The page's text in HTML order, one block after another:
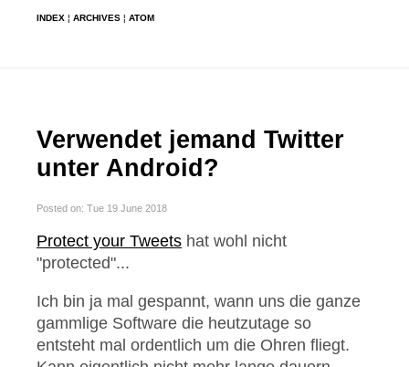
INDEX ¦ ARCHIVES ¦ ATOM
Verwendet jemand Twitter
unter Android?
Posted on: Tue 19 June 2018
Protect your Tweets hat wohl nicht
"protected"...
Ich bin ja mal gespannt, wann uns die ganze
gammlige Software die heutzutage so
entsteht mal ordentlich um die Ohren fliegt.